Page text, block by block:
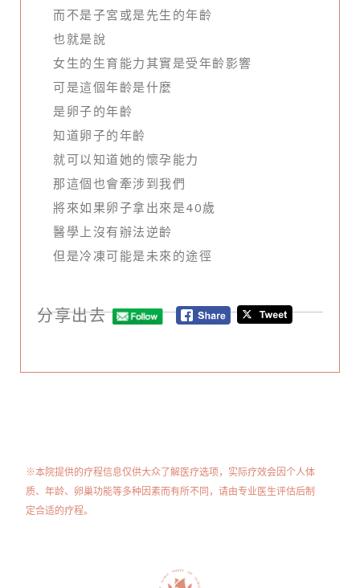
而不是子宮或是先生的年齡
也就是說
女生的生育能力其實是受年齡影響
可是這個年齡是什麼
是卵子的年齡
知道卵子的年齡
就可以知道她的懷孕能力
那這個也會牽涉到我們
將來如果卵子拿出來是40歲
醫學上沒有辦法逆齡
但是冷凍可能是未來的途徑
分享出去
※本院提供的疗程信息仅供大众了解医疗选项，实际疗效会因个人体
质、年龄、卵巢功能等多种因素而有所不同，请由专业医生评估后制
定合适的疗程。